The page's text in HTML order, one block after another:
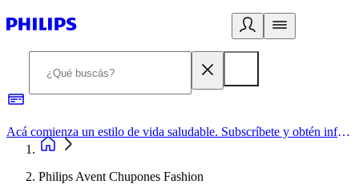
Acá comienza un estilo de vida saludable. Subscríbete y obtén información de primera mano
Philips Avent Chupones Fashion